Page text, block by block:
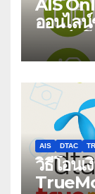
AIS
ออนไล
สมาร์ท
AIS DTAC
วิธีโอนเ